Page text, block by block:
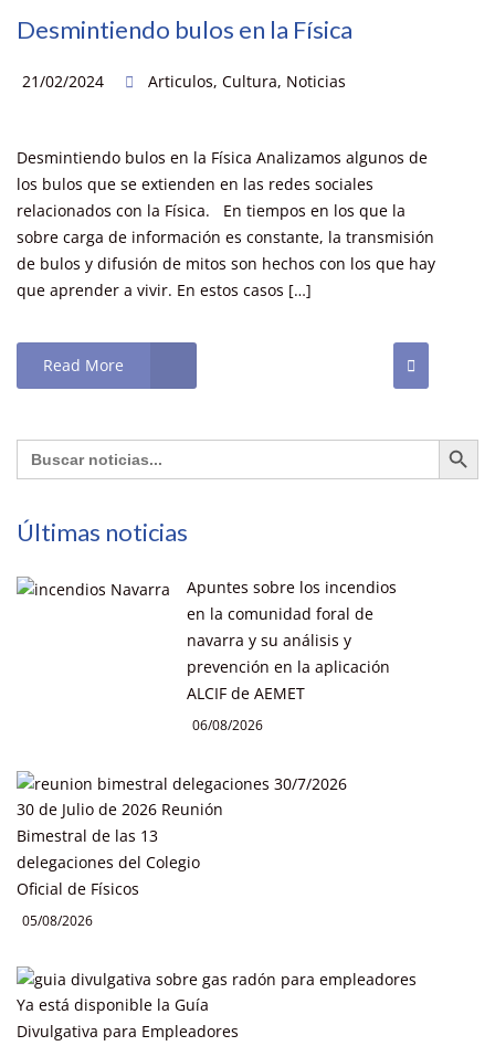
Desmintiendo bulos en la Física
21/02/2024 Articulos, Cultura, Noticias
Desmintiendo bulos en la Física Analizamos algunos de
los bulos que se extienden en las redes sociales
relacionados con la Física. En tiempos en los que la
sobre carga de información es constante, la transmisión
de bulos y difusión de mitos son hechos con los que hay
que aprender a vivir. En estos casos […]
Read More
Buscar: Botón de
Últimas noticias
Apuntes sobre los incendios
en la comunidad foral de
navarra y su análisis y
prevención en la aplicación
ALCIF de AEMET
06/08/2026
30 de Julio de 2026 Reunión
Bimestral de las 13
delegaciones del Colegio
Oficial de Físicos
05/08/2026
Ya está disponible la Guía
Divulgativa para Empleadores